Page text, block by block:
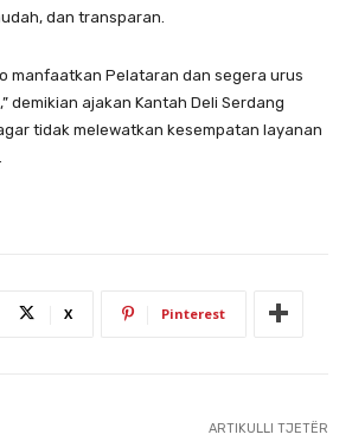
dan transparan.
manfaatkan Pelataran dan segera urus
demikian ajakan Kantah Deli Serdang
tidak melewatkan kesempatan layanan
X Pinterest
ARTIKULLI TJETËR